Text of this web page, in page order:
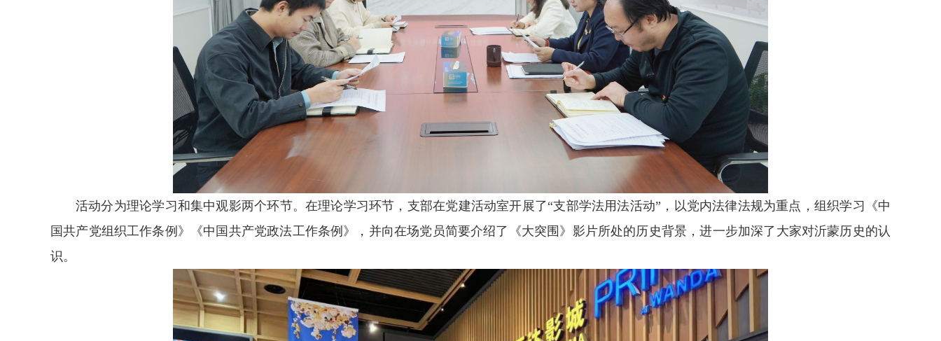
活动分为理论学习和集中观影两个环节。在理论学习环节，支部在党建活动室开展了“支部学法用法活动”，以党内法律法规为重点，组织学习《中
国共产党组织工作条例》《中国共产党政法工作条例》，并向在场党员简要介绍了《大突围》影片所处的历史背景，进一步加深了大家对沂蒙历史的认
识。